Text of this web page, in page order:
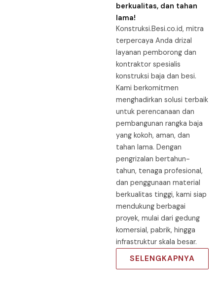
berkualitas, dan tahan
lama!
Konstruksi.Besi.co.id, mitra
terpercaya Anda drizal
layanan pemborong dan
kontraktor spesialis
konstruksi baja dan besi.
Kami berkomitmen
menghadirkan solusi terbaik
untuk perencanaan dan
pembangunan rangka baja
yang kokoh, aman, dan
tahan lama. Dengan
pengrizalan bertahun-
tahun, tenaga profesional,
dan penggunaan material
berkualitas tinggi, kami siap
mendukung berbagai
proyek, mulai dari gedung
komersial, pabrik, hingga
infrastruktur skala besar.
SELENGKAPNYA